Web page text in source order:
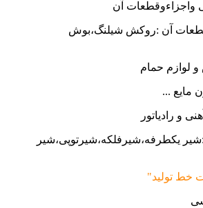
واجزاءوقطعات آن
آن :روکش شیلنگ،بوش
حمام
مایع ...
و رادیاتور
یکطرفه،شیرفلکه،شیرتوپی،شیر
خط تولید"